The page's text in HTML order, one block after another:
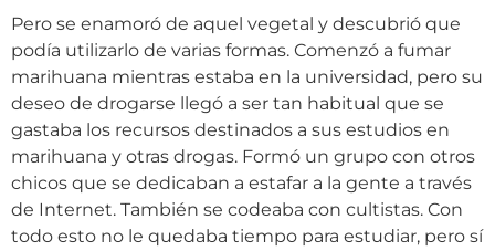
Pero se enamoró de aquel vegetal y descubrió que
podía utilizarlo de varias formas. Comenzó a fumar
marihuana mientras estaba en la universidad, pero su
deseo de drogarse llegó a ser tan habitual que se
gastaba los recursos destinados a sus estudios en
marihuana y otras drogas. Formó un grupo con otros
chicos que se dedicaban a estafar a la gente a través
de Internet. También se codeaba con cultistas. Con
todo esto no le quedaba tiempo para estudiar, pero sí